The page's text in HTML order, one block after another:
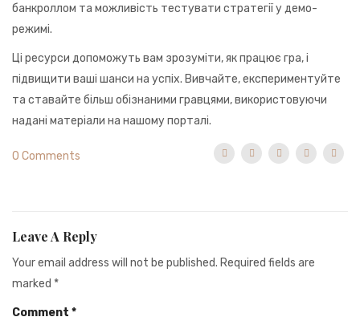
банкроллом та можливість тестувати стратегії у демо-
режимі.
Ці ресурси допоможуть вам зрозуміти, як працює гра, і
підвищити ваші шанси на успіх. Вивчайте, експериментуйте
та ставайте більш обізнаними гравцями, використовуючи
надані матеріали на нашому порталі.
0 Comments
Leave A Reply
Your email address will not be published. Required fields are
marked *
Comment *